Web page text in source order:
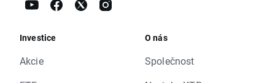
Investice
Akcie
O nás
Společnost